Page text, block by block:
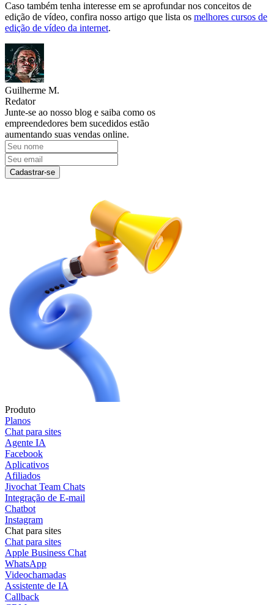
Caso também tenha interesse em se aprofundar nos conceitos de
edição de vídeo, confira nosso artigo que lista os melhores cursos de
edição de vídeo da internet.
Guilherme M.
Redator
Junte-se ao nosso blog e saiba como os
empreendedores bem sucedidos estão
aumentando suas vendas online.
Cadastrar-se
Produto
Planos
Chat para sites
Agente IA
Facebook
Aplicativos
Afiliados
Jivochat Team Chats
Integração de E-mail
Chatbot
Instagram
Chat para sites
Chat para sites
Apple Business Chat
WhatsApp
Videochamadas
Assistente de IA
Callback